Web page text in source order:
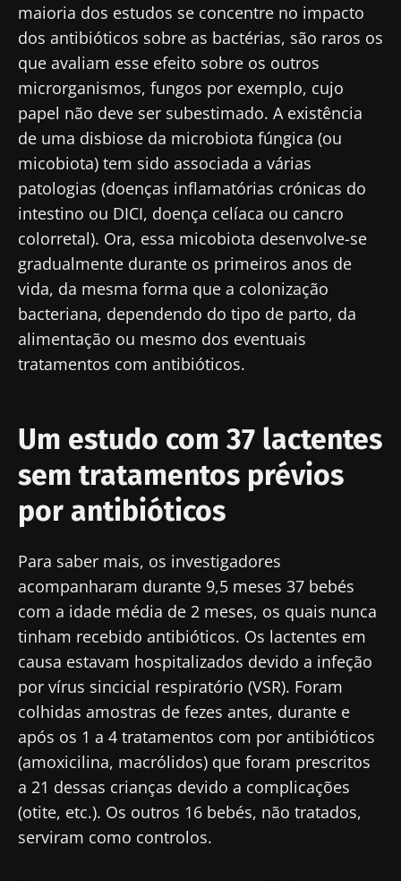
maioria dos estudos se concentre no impacto
dos antibióticos sobre as bactérias, são raros os
que avaliam esse efeito sobre os outros
microrganismos, fungos por exemplo, cujo
papel não deve ser subestimado. A existência
de uma disbiose da microbiota fúngica (ou
micobiota) tem sido associada a várias
patologias (doenças inflamatórias crónicas do
intestino ou DICI, doença celíaca ou cancro
colorretal). Ora, essa micobiota desenvolve-se
gradualmente durante os primeiros anos de
vida, da mesma forma que a colonização
bacteriana, dependendo do tipo de parto, da
alimentação ou mesmo dos eventuais
tratamentos com antibióticos.
Um estudo com 37 lactentes
sem tratamentos prévios
por antibióticos
Para saber mais, os investigadores
acompanharam durante 9,5 meses 37 bebés
com a idade média de 2 meses, os quais nunca
tinham recebido antibióticos. Os lactentes em
causa estavam hospitalizados devido a infeção
por vírus sincicial respiratório (VSR). Foram
colhidas amostras de fezes antes, durante e
após os 1 a 4 tratamentos com por antibióticos
(amoxicilina, macrólidos) que foram prescritos
a 21 dessas crianças devido a complicações
(otite, etc.). Os outros 16 bebés, não tratados,
serviram como controlos.